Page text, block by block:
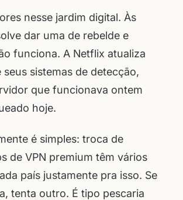
nesse jardim digital. Às
dar uma de rebelde e
funciona. A Netflix atualiza
sistemas de detecção,
que funcionava ontem
hoje.
é simples: troca de
de VPN premium têm vários
país justamente pra isso. Se
tenta outro. É tipo pescaria